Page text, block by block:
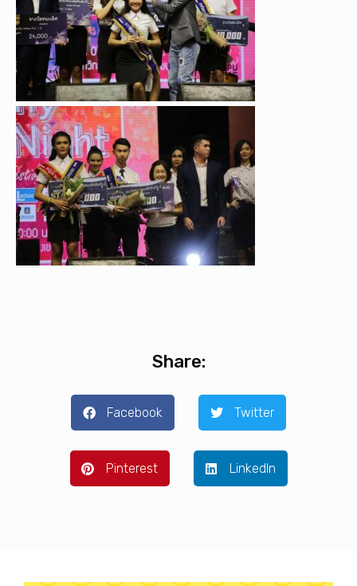
Share:
Facebook Twitter
Pinterest LinkedIn